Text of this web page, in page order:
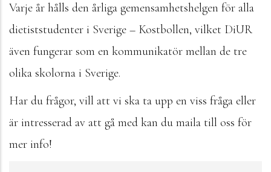
Varje år hålls den årliga gemensamhetshelgen för alla
dietiststudenter i Sverige – Kostbollen, vilket DiUR
även fungerar som en kommunikatör mellan de tre
olika skolorna i Sverige.
Har du frågor, vill att vi ska ta upp en viss fråga eller
är intresserad av att gå med kan du maila till oss för
mer info!